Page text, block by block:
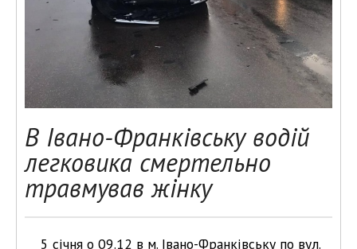
В Івано-Франківську водій
легковика смертельно
травмував жінку
5 січня о 09.12 в м. Івано-Франківську по вул.